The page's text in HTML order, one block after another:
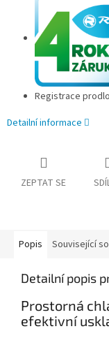
Registrace
Detailní informace
ZEPTAT SE
Popis Související
Detailní popis
Prostorná
efektivní